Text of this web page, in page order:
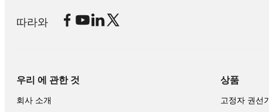
따라와
우리 에 관한 것
회사 소개
상품
고정자 권선기